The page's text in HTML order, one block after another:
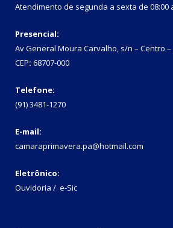
Atendimento de segunda a sexta de 08:00
Presencial:
Av General Moura Carvalho, s/n – Centro
CEP: 68707-000
Telefone:
(91) 3481-1270
E-mail:
camaraprimavera.pa@hotmail.com
Eletrônico:
Ouvidoria / e-Sic